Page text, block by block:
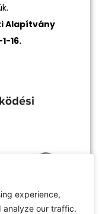
experience,
analyze our traffic.
Alapítvány
16.